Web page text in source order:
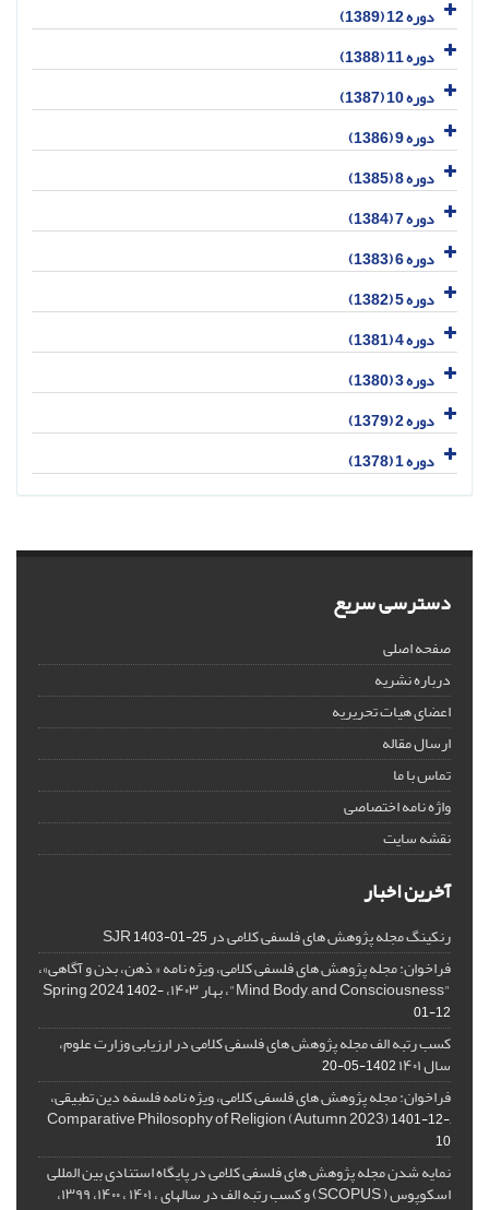
دوره 12 (1389)
دوره 11 (1388)
دوره 10 (1387)
دوره 9 (1386)
دوره 8 (1385)
دوره 7 (1384)
دوره 6 (1383)
دوره 5 (1382)
دوره 4 (1381)
دوره 3 (1380)
دوره 2 (1379)
دوره 1 (1378)
دسترسی سریع
صفحه اصلی
درباره نشریه
اعضای هیات تحریریه
ارسال مقاله
تماس با ما
واژه نامه اختصاصی
نقشه سایت
آخرین اخبار
رنکینگ مجله پژوهش های فلسفی کلامی در SJR1403-01-25
فراخوان: مجله پژوهش های فلسفی کلامی، ویژه نامه « ذهن، بدن و آگاهی»،
"Mind, Body, and Consciousness"، بهار ۱۴۰۳، Spring 2024
1402-
01-12
کسب رتبه الف مجله پژوهش های فلسفی کلامی در ارزیابی وزارت علوم،
سال ۱۴۰۱ 1402-05-20
فراخوان: مجله پژوهش های فلسفی کلامی، ویژه نامه فلسفه دین تطبیقی،
,Comparative Philosophy of Religion (Autumn 2023)
1401-12-
10
نمایه شدن مجله پژوهش های فلسفی کلامی در پایگاه استنادی بین المللی
اسکوپوس ( SCOPUS) و کسب رتبه الف در سالهای ، ۱۴۰۱ ، ۱۴۰۰، ۱۳۹۹،